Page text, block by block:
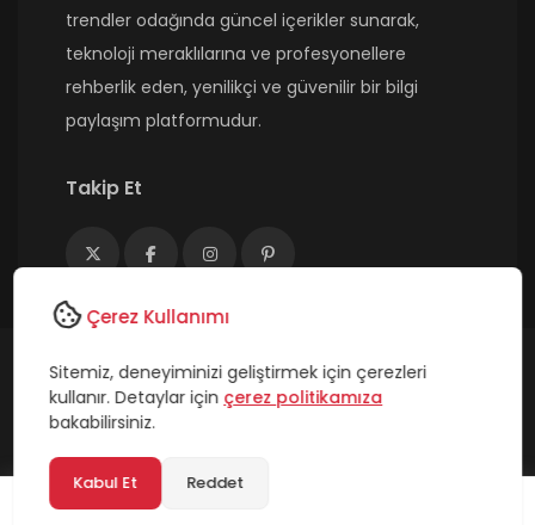
trendler odağında güncel içerikler sunarak,
teknoloji meraklılarına ve profesyonellere
rehberlik eden, yenilikçi ve güvenilir bir bilgi
paylaşım platformudur.
Takip Et
Copyright © 2026 TeknolojiPatronu - Tüm Hakları
Saklıdır.
Çerez Kullanımı
Sitemiz, deneyiminizi geliştirmek için çerezleri
kullanır. Detaylar için çerez politikamıza
bakabilirsiniz.
Kabul Et Reddet